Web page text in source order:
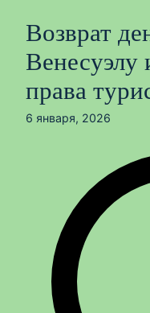
Возврат
Венесуэлу
права
6 января, 2026